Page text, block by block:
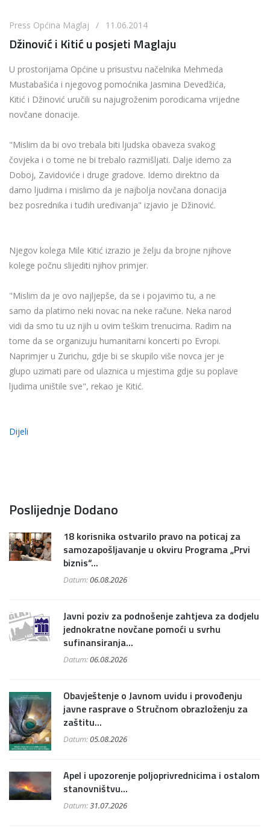
Press Općina Maglaj / 11.06.2014
Džinović i Kitić u posjeti Maglaju
U prostorijama Općine u prisustvu načelnika Mehmeda
Mustabašića i njegovog pomoćnika Jasmina Devedžića,
Kitić i Džinović uručili su najugroženim porodicama vrijedne
novčane donacije.
"Mislim da bi ovo trebala biti ljudska obaveza svakog
čovjeka i o tome ne bi trebalo razmišljati. Dalje idemo za
Doboj, Zavidoviće i druge gradove. Idemo direktno da
damo ljudima i mislimo da je najbolja novčana donacija
bez posrednika i tuđih uređivanja" izjavio je Džinović.
Njegov kolega Mile Kitić izrazio je želju da brojne njihove
kolege počnu slijediti njihov primjer.
"Mislim da je ovo najljepše, da se i pojavimo tu, a ne
samo da platimo neki novac na neke račune. Neka narod
vidi da smo tu uz njih u ovim teškim trenucima. Radim na
tome da se organizuju humanitarni koncerti po Evropi.
Naprimjer u Zurichu, gdje bi se skupilo više novca jer je
glupo uzimati pare od ulaznica u mjestima gdje su poplave
ljudima uništile sve", rekao je Kitić.
Dijeli
Poslijednje Dodano
18 korisnika ostvarilo pravo na poticaj za
samozapošljavanje u okviru Programa „Prvi
biznis“...
Datum:06.08.2026
Javni poziv za podnošenje zahtjeva za dodjelu
jednokratne novčane pomoći u svrhu
sufinansiranja...
Datum:06.08.2026
Obavještenje o Javnom uvidu i provođenju
javne rasprave o Stručnom obrazloženju za
zaštitu...
Datum:05.08.2026
Apel i upozorenje poljoprivrednicima i ostalom
stanovništvu...
Datum:31.07.2026